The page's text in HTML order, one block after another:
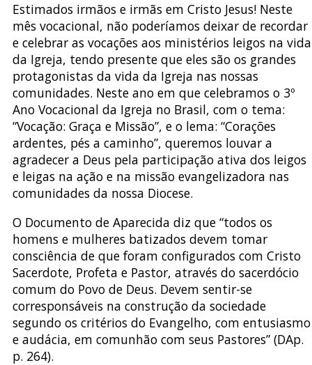
Estimados irmãos e irmãs em Cristo Jesus! Neste
mês vocacional, não poderíamos deixar de recordar
e celebrar as vocações aos ministérios leigos na vida
da Igreja, tendo presente que eles são os grandes
protagonistas da vida da Igreja nas nossas
comunidades. Neste ano em que celebramos o 3º
Ano Vocacional da Igreja no Brasil, com o tema:
“Vocação: Graça e Missão”, e o lema: “Corações
ardentes, pés a caminho”, queremos louvar a
agradecer a Deus pela participação ativa dos leigos
e leigas na ação e na missão evangelizadora nas
comunidades da nossa Diocese.
O Documento de Aparecida diz que “todos os
homens e mulheres batizados devem tomar
consciência de que foram configurados com Cristo
Sacerdote, Profeta e Pastor, através do sacerdócio
comum do Povo de Deus. Devem sentir-se
corresponsáveis na construção da sociedade
segundo os critérios do Evangelho, com entusiasmo
e audácia, em comunhão com seus Pastores” (DAp.
p. 264).